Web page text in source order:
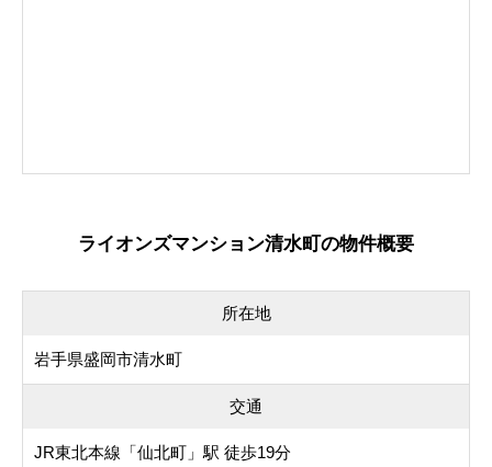
ライオンズマンション清水町の物件概要
所在地
岩手県盛岡市清水町
交通
JR東北本線「仙北町」駅 徒歩19分